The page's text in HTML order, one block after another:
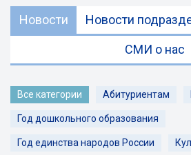
Новости Новости
СМИ о нас
Все категории Абитуриентам
Год дошкольного образования
Год единства народов России